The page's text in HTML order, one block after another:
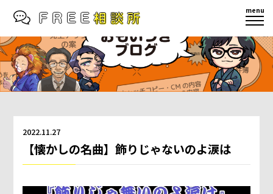
menu
2022.11.27
【懐かしの名曲】飾りじゃないのよ涙は